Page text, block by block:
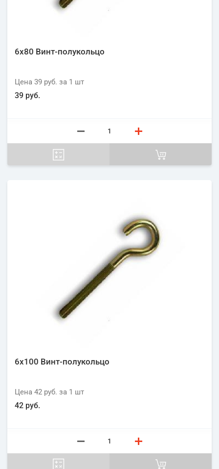
6х80 Винт-полукольцо
Цена 39 руб. за 1 шт
39 руб.
6х100 Винт-полукольцо
Цена 42 руб. за 1 шт
42 руб.